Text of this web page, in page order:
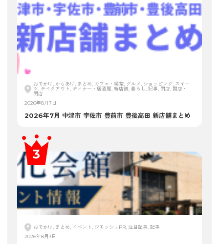
おでかけ, からあげ, まとめ, カフェ・喫茶, グルメ, ショッピング, スイー
ツ, テイクアウト, ディナー・居酒屋, 新店舗, 暮らし, 記事, 閉店, 開店・
閉店
2026年8月7日
2026年7月 中津市 宇佐市 豊前市 豊後高田 新店舗まとめ
おでかけ, まとめ, イベント, ジモッシュPR, 注目記事, 記事
2026年8月3日